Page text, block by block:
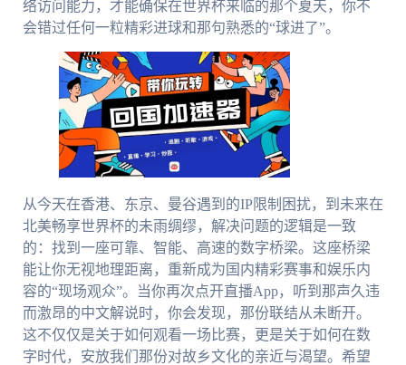
络访问能力，才能确保在世界杯来临的那个夏天，你不
会错过任何一粒精彩进球和那句熟悉的“球进了”。
从今天在香港、东京、曼谷遇到的IP限制困扰，到未来在
北美畅享世界杯的未雨绸缪，解决问题的逻辑是一致
的：找到一座可靠、智能、高速的数字桥梁。这座桥梁
能让你无视地理距离，重新成为国内精彩赛事和娱乐内
容的“现场观众”。当你再次点开直播App，听到那声久违
而激昂的中文解说时，你会发现，那份联结从未断开。
这不仅仅是关于如何观看一场比赛，更是关于如何在数
字时代，安放我们那份对故乡文化的亲近与渴望。希望